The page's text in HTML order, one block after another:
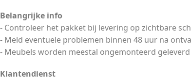
Belangrijke info
- Controleer het pakket bij levering op zichtbare
- Meld eventuele problemen binnen 48 uur na
- Meubels worden meestal ongemonteerd geleverd
Klantendienst